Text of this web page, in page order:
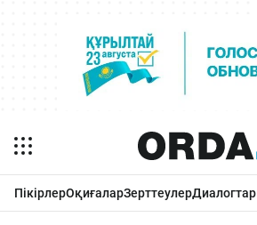
ПікірлерОқиғаларЗерттеулерДиалогтар